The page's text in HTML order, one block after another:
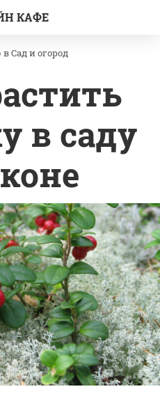
КАФЕ
вСад и огород
в саду